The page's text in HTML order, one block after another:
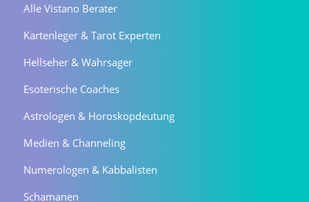
Alle Vistano Berater
Kartenleger & Tarot Experten
Hellseher & Wahrsager
Esoterische Coaches
Astrologen & Horoskopdeutung
Medien & Channeling
Numerologen & Kabbalisten
Schamanen